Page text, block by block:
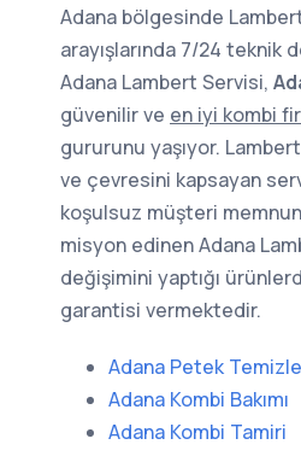
Adana bölgesinde
arayışlarında 7/24 teknik
Adana Lambert Servisi,
güvenilir ve en iyi kombi
gururunu yaşıyor.
ve çevresini kapsayan
koşulsuz müşteri
misyon edinen Adana
değişimini yaptığı
garantisi vermektedir.
Adana Petek
Adana Kombi Bakımı
Adana Kombi Tamiri